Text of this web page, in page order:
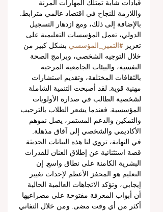
قيادات شابة تمتلك المهارات المرنة
واللازمة للنجاح في اقتصاد عالمي مترابط.
بالإضافة إلى ذلك، ومع ازدهار التسجيل
الدولي، تعمل المؤسسات التعليمية على
تعزيز #التميز_المؤسسي بشكل كبير من
خلال التوجيه الشخصي، وبرامج الصحة
النفسية، والبيئات الجامعية المرحبة
بالثقافات المختلفة، وتقديم استشارات
مهنية قوية. لقد أصبحت التنمية الشاملة
لشخصية الطالب في صدارة الأولويات
المؤسسية. فعندما يشعر الطلاب بالترحيب
والتمكين والدعم المستمر، يصل نموهم
الأكاديمي والشخصي إلى آفاق مذهلة.
في النهاية، تروي لنا هذه البيانات الحديثة
قصة استثنائية عن إطلاق العنان للقدرات
البشرية الكامنة على نطاق واسع. إن
التعليم هو المحفز الأعظم لإحداث تغيير
إيجابي، وتؤكد الاتجاهات العالمية الحالية
أن أبواب المعرفة مفتوحة على مصراعيها
أكثر من أي وقت مضى. ومن خلال التفاني